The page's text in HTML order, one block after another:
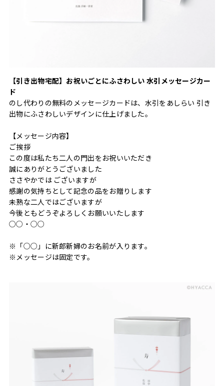
【引き出物宅配】お祝いごとにふさわしい 水引メッセージカー
ド
のし代わりの無料のメッセージカードは、水引をあしらい 引き
出物にふさわしいデザインに仕上げました。
【メッセージ内容】
ご挨拶
この度は私たち二人の門出をお祝いいただき
誠にありがとうございました
ささやかでは ございますが
感謝の気持ちとして記念の品をお贈りします
未熟な二人ではございますが
今後ともどうぞよろしくお願いいたします
○○・○○
※「○○」に新郎新婦のお名前が入ります。
※メッセージは固定です。